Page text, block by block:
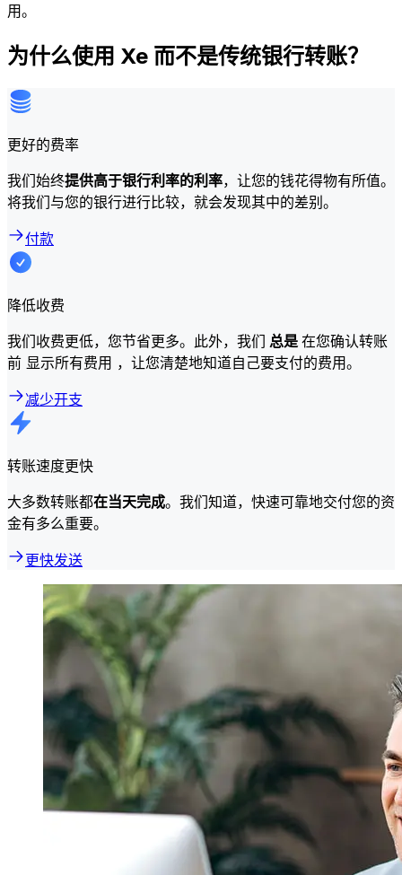
用。
为什么使用 Xe 而不是传统银行转账？
更好的费率
我们始终提供高于银行利率的利率，让您的钱花得物有所值。
将我们与您的银行进行比较，就会发现其中的差别。
付款
降低收费
我们收费更低，您节省更多。此外，我们 总是在您确认转账
前 显示所有费用 ，让您清楚地知道自己要支付的费用。
减少开支
转账速度更快
大多数转账都在当天完成。我们知道，快速可靠地交付您的资
金有多么重要。
更快发送